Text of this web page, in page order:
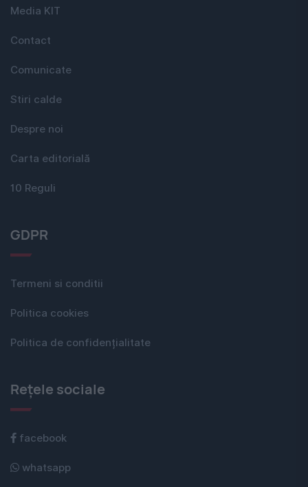
Media KIT
Contact
Comunicate
Stiri calde
Despre noi
Carta editorială
10 Reguli
GDPR
Termeni si conditii
Politica cookies
Politica de confidențialitate
Rețele sociale
facebook
whatsapp